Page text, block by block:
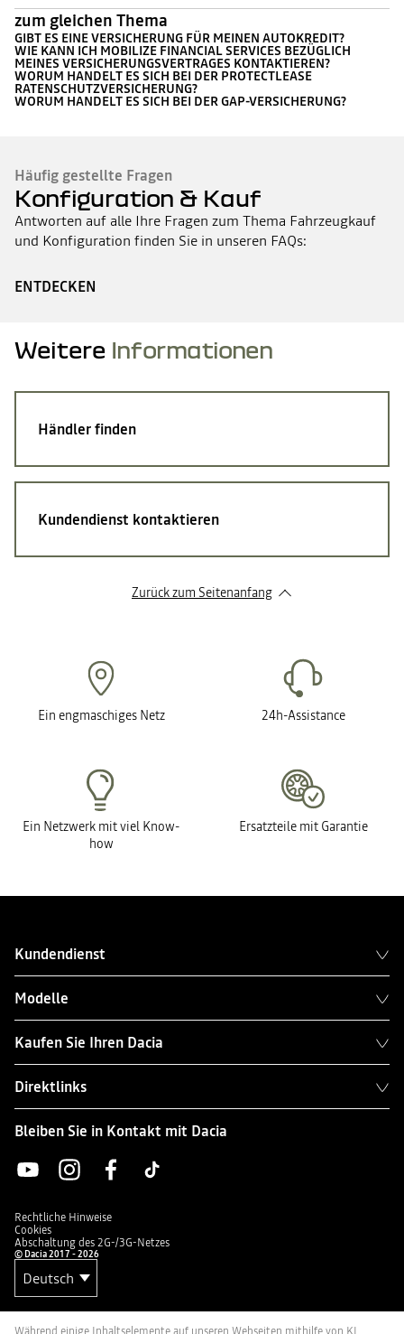
zum gleichen Thema
GIBT ES EINE VERSICHERUNG FÜR MEINEN AUTOKREDIT?
WIE KANN ICH MOBILIZE FINANCIAL SERVICES BEZÜGLICH
MEINES VERSICHERUNGSVERTRAGES KONTAKTIEREN?
WORUM HANDELT ES SICH BEI DER PROTECTLEASE
RATENSCHUTZVERSICHERUNG?
WORUM HANDELT ES SICH BEI DER GAP-VERSICHERUNG?
Häufig gestellte Fragen
Konfiguration & Kauf
Antworten auf alle Ihre Fragen zum Thema Fahrzeugkauf
und Konfiguration finden Sie in unseren FAQs:
ENTDECKEN
Weitere Informationen
Händler finden
Kundendienst kontaktieren
Zurück zum Seitenanfang
Ein engmaschiges Netz 24h-Assistance
Ein Netzwerk mit viel Know-
how
Ersatzteile mit Garantie
Kundendienst
Modelle
Kaufen Sie Ihren Dacia
Direktlinks
Bleiben Sie in Kontakt mit Dacia
Rechtliche Hinweise
Cookies
Abschaltung des 2G-/3G-Netzes
© Dacia 2017 - 2026